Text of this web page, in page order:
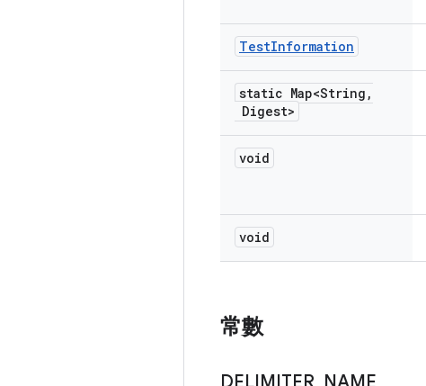
TestInformation
static Map<String ,
Digest>
void
void
常數